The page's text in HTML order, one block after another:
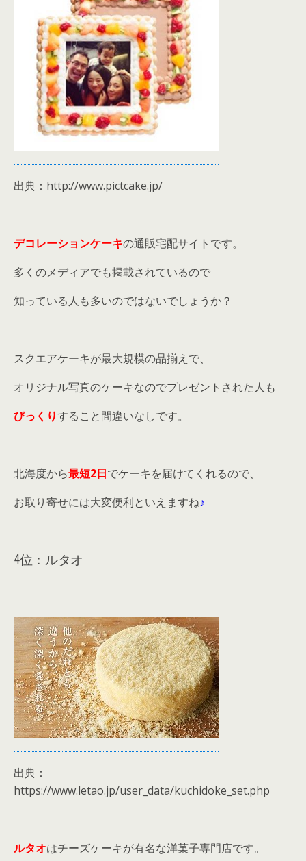
出典：http://www.pictcake.jp/
デコレーションケーキの通販宅配サイトです。
多くのメディアでも掲載されているので
知っている人も多いのではないでしょうか？
スクエアケーキが最大規模の品揃えで、
オリジナル写真のケーキなのでプレゼントされた人も
びっくりすること間違いなしです。
北海度から最短2日でケーキを届けてくれるので、
お取り寄せには大変便利といえますね♪
4位：ルタオ
出典：
https://www.letao.jp/user_data/kuchidoke_set.php
ルタオはチーズケーキが有名な洋菓子専門店です。